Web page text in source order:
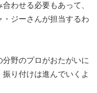
わせる必要もあって、
ジーさんが担当するわ
野のプロがおたがいに
り付けは進んでいくよ